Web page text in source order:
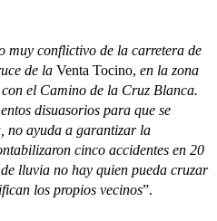
muy conflictivo de la carretera de
de laVenta Tocino, en la zona
el Camino de la Cruz Blanca.
disuasorios para que se
no ayuda a garantizar la
cinco accidentes en 20
lluvia no hay quien pueda cruzar
los propios vecinos”.